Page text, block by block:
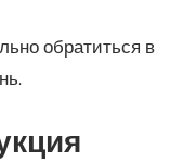
обратиться в